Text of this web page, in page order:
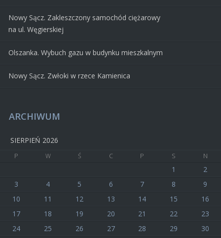
Nowy Sącz. Zakleszczony samochód ciężarowy
na ul. Węgierskiej
Olszanka. Wybuch gazu w budynku mieszkalnym
Nowy Sącz. Zwłoki w rzece Kamienica
ARCHIWUM
SIERPIEŃ 2026
P W Ś C P S N
1
2
3
4 5 6 7 8
9
10
11 12 13 14 15
16
17
18 19 20 21 22
23
24
25 26 27 28 29
30